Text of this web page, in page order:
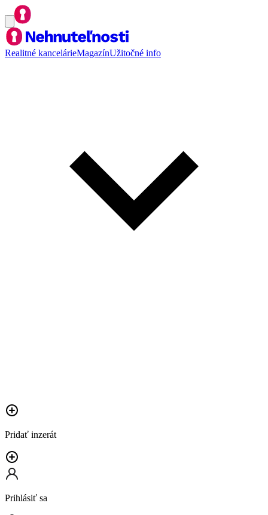
Realitné kancelárieMagazínUžitočné info
Pridať inzerát
Prihlásiť sa